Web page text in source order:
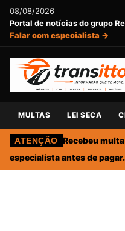
08/08/2026
Portal de notícias do grupo
Falar com especialista →
MULTAS LEI SECA
ATENÇÃO Recebeu
especialista antes de pagar.